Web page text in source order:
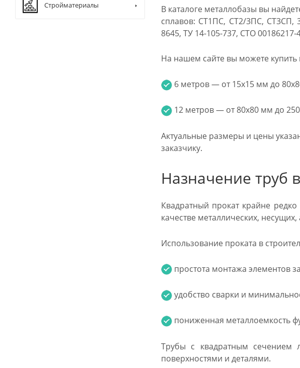
В каталоге металлобазы вы
сплавов: СТ1ПС, СТ2/3ПС, СТ3СП,
8645, ТУ 14-105-737, СТО
На нашем сайте вы можете купить
6 метров — от 15х15 мм до
12 метров — от 80х80 мм до
Актуальные размеры и цены
заказчику.
Назначение труб
Квадратный прокат крайне
качестве металлических,
Использование проката в
простота монтажа элементов
удобство сварки и
пониженная металлоемкость
Трубы с квадратным сечением
поверхностями и деталями.
Стройматериалы